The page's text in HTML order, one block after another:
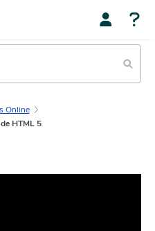
Online
de HTML 5